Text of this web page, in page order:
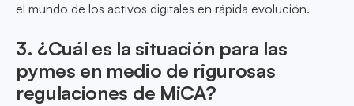
el mundo de los activos digitales en rápida evolución.
3. ¿Cuál es la situación para las
pymes en medio de rigurosas
regulaciones de MiCA?